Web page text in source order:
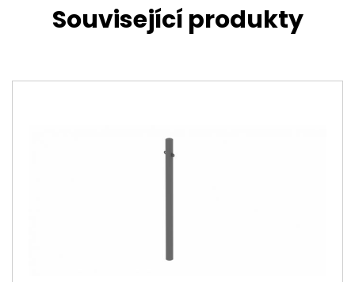
Související produkty